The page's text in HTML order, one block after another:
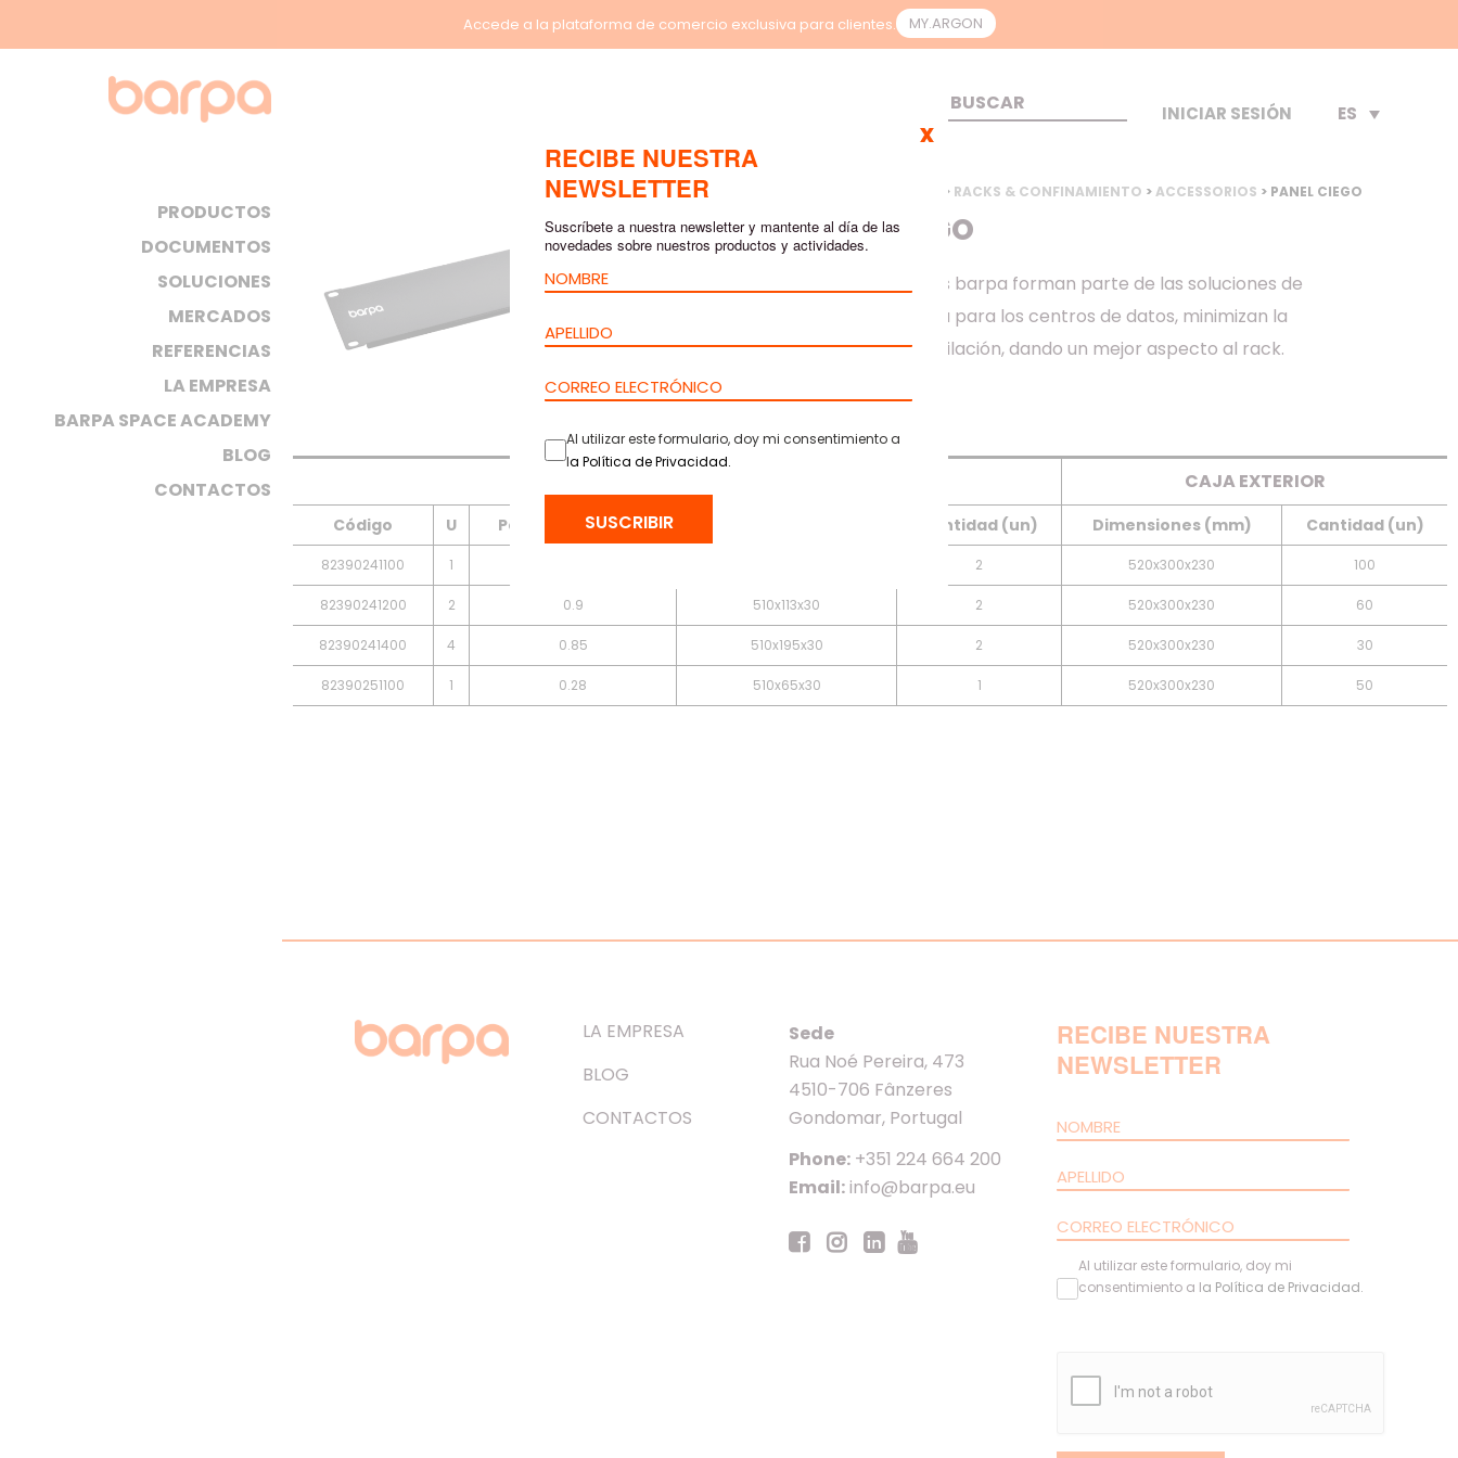
Accede a la plataforma de comercio exclusiva para clientes. MY.ARGON
PRODUCTOS
DOCUMENTOS
SOLUCIONES
MERCADOS
REFERENCIAS
LA EMPRESA
BARPA SPACE ACADEMY
BLOG
CONTACTOS
INICIAR SESIÓN ES
> RACKS & CONFINAMIENTO >ACCESSORIOS > PANEL CIEGO
PANEL CIEGO
Los Paneles Ciegos barpa forman parte de las soluciones de
gestión de energía para los centros de datos, minimizan la
necesidad de ventilación, dando un mejor aspecto al rack.
Tabla Descargas
CAJA EXTERIOR
Código U Peso Unitario (kg) Cantidad (un) Dimensiones (mm) Cantidad (un)
82390241100 1 2 520x300x230 100
82390241200 2 0.9 510x113x30 2 520x300x230 60
82390241400 4 0.85 510x195x30 2 520x300x230 30
82390251100 1 0.28 510x65x30 1 520x300x230 50
LA EMPRESA
BLOG
CONTACTOS
Sede
Rua Noé Pereira, 473
4510-706 Fânzeres
Gondomar, Portugal
Phone:+351 224 664 200
Email:info@barpa.eu
RECIBE NUESTRA
NEWSLETTER
Al utilizar este formulario, doy mi
consentimiento a la Política de Privacidad.
RECIBE NUESTRA
NEWSLETTER
Suscríbete a nuestra newsletter y mantente al día de las
novedades sobre nuestros productos y actividades.
Al utilizar este formulario, doy mi consentimiento a
laPolítica de Privacidad.
SUSCRIBIR
x